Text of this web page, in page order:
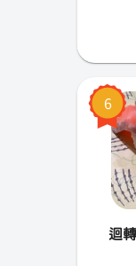
6
迴